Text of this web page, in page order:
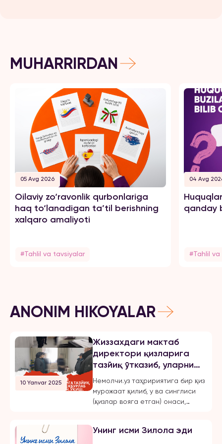
MUHARRIRDAN
05 Avg 2026
Oilaviy zo‘ravonlik qurbonlariga
haq to‘lanadigan ta’til berishning
xalqaro amaliyoti
#Tahlil va tavsiyalar
04 Avg
qanday
#Tahlil
ANONIM HIKOYALAR
10 Yanvar 2025
Жиззахдаги мактаб
директори қизларига
тазйиқ ўтказиб, уларни
мажбурлаб турмушга
чиқарган, ўқиш,
ишлашдан маҳрум қилган
Немолчи.уз таҳририятига бир қиз
мурожаат қилиб, у ва синглиси
(қизлар вояга етган) онаси,
Хасанова томонидан бир неча
Унинг исми Зилола эди